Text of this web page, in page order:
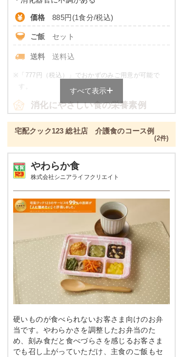
て異なる場合がございます。 一部取り扱いが無い店
トラウトサーモンバター醤油焼き
ほうれん草と油揚げのお浸し
根菜の煮物
鶏肉と野菜の炒め物
栄養素
質：17.8g、炭水化物：90.5g、ナトリウム：
738mg、カリウム：480mg、リン：178mg、食
塩相当量：1.9g
※メニューの補足
ご飯セットの栄養素です。お弁当献立の一例と
その栄養価のため、実際にご提供可能なメニュ
ーではないのでご注意ください。
価格 885円(1食分/税込)
ご飯 セット
送料 送料込
※ 「777円（税込）」でおかずのみご用意が可能で
す。
消化にやさしい食の栄養素例
品数 4～6品
カロリー 426～484kcal
塩分
タンパク質 -
脂質 -
-
リン -
カリウム -
コレステロール -
※カロリーは目安の数値であるため、メニューによっ
て異なる場合がございます。 ごはんセットでの栄養
価です。
すべて表示
宅配クック123 総社店 介護食のコース例
(2件)
やわらか食
株式会社シニアライフクリエイト
硬いものが食べられないお客さま向けのお弁
当です。やわらかさを調整したお弁当のた
め、刻み食だと食べづらさを感じるお客さま
でも召し上がっていただけ、主食のご飯もセ